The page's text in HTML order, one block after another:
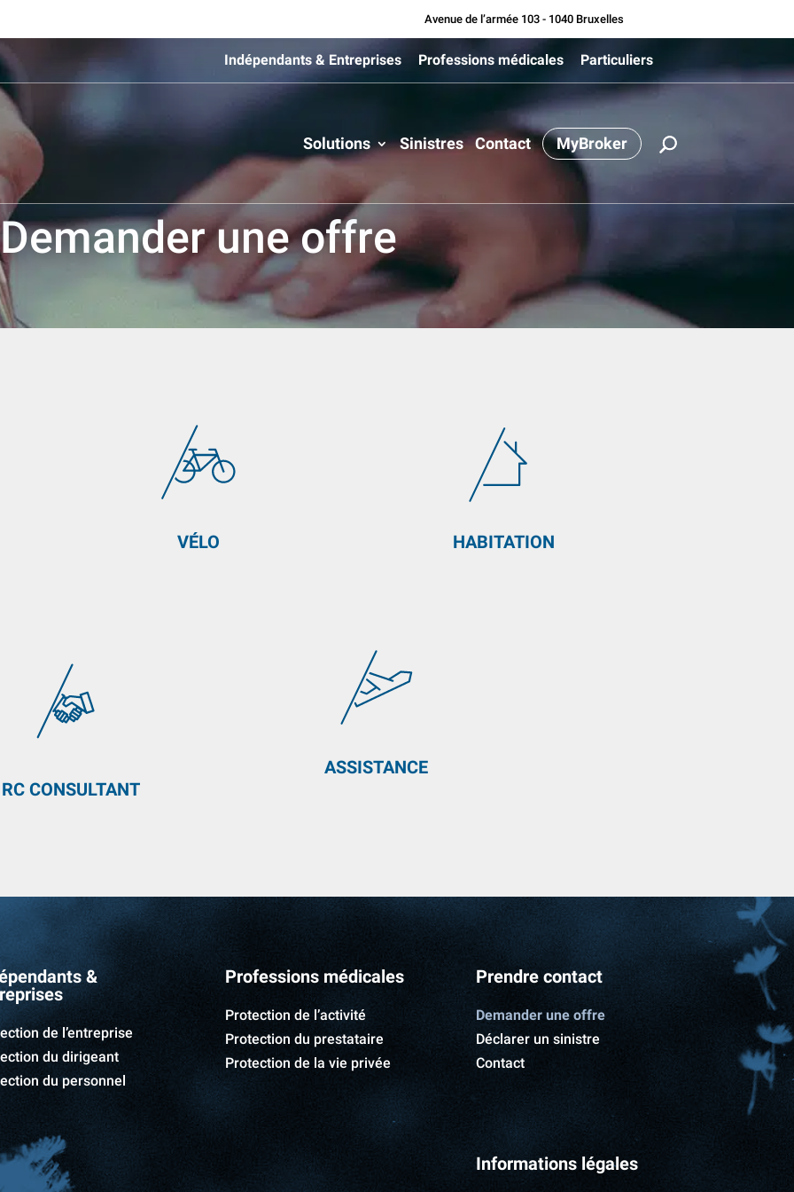
Avenue de l’armée 103 - 1040 Bruxelles
Indépendants & Entreprises Professions médicales Particuliers
Solutions Sinistres Contact MyBroker
Demander une offre
VÉLO HABITATION
RC CONSULTANT
ASSISTANCE
&
de l’entreprise
du dirigeant
du personnel
Professions médicales
Protection de l’activité
Protection du prestataire
Protection de la vie privée
Prendre contact
Demander une offre
Déclarer un sinistre
Contact
Informations légales